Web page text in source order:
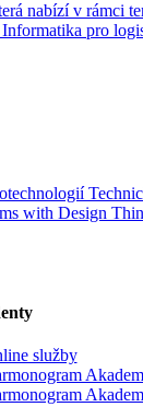
nabízí v rámci
pro
with Design
služby